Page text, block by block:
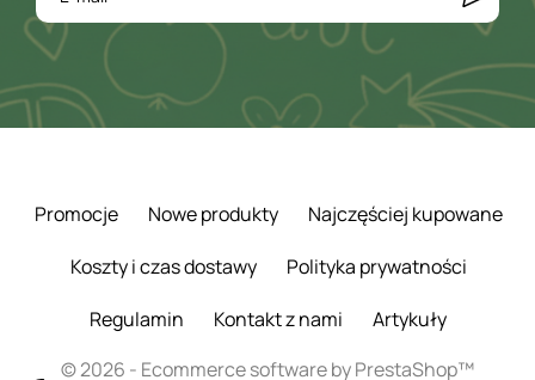
Promocje Nowe produkty
Najczęściej kupowane
Koszty i czas dostawy
Polityka prywatności
Regulamin
Kontakt z nami
Artykuły
© 2026 - Ecommerce software by PrestaShop™